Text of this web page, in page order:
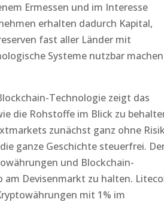
Ermessen und im Interesse
erhalten dadurch Kapital,
fast aller Länder mit
Systeme nutzbar machen
Technologie zeigt das
die Rohstoffe im Blick zu
zunächst ganz ohne
ganze Geschichte steuerfrei.
und Blockchain-
am Devisenmarkt zu halten.
mit 1% im